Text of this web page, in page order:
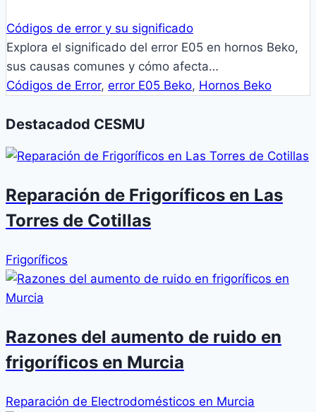
Códigos de error y su significado
Explora el significado del error E05 en hornos Beko,
sus causas comunes y cómo afecta…
Códigos de Error, error E05 Beko, Hornos Beko
Destacadod CESMU
Reparación de Frigoríficos en Las
Torres de Cotillas
Frigoríficos
Razones del aumento de ruido en
frigoríficos en Murcia
Reparación de Electrodomésticos en Murcia